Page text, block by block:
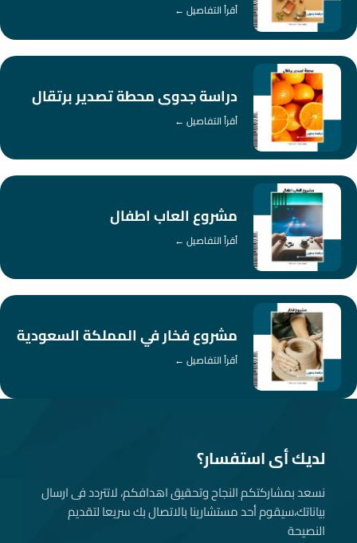
أقرأ التفاصيل ←
دراسة جدوى محطة تصدير برتقال
أقرأ التفاصيل ←
مشروع العاب اطفال
أقرأ التفاصيل ←
مشروع فخار في المملكة السعودية
أقرأ التفاصيل ←
لديك أى استفسار؟
نسعد بمشاركتكم النجاح وتحقيق اهدافكم، لاتتردد فى ارسال
بياناتك، سيقوم أحد مستشارينا بالاتصال بك سريعا لتقديم
النصيحة